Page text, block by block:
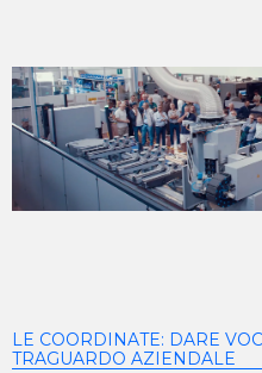
LE COORDINATE: DARE
TRAGUARDO AZIENDALE